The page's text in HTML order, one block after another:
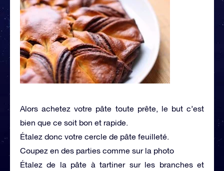
Alors achetez votre pâte toute prête, le but c’est
bien que ce soit bon et rapide.
Étalez donc votre cercle de pâte feuilleté.
Coupez en des parties comme sur la photo
Étalez de la pâte à tartiner sur les branches et